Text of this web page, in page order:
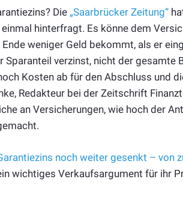
Die „Saarbrücker Zeitung“
einmal hinterfragt. Es könne dem
weniger Geld bekommt, als er
Sparanteil verzinst, nicht der gesamte
Kosten ab für den Abschluss und
Redakteur bei der Zeitschrift
an Versicherungen, wie hoch der
noch weiter gesenkt – von
wichtiges Verkaufsargument für ihr